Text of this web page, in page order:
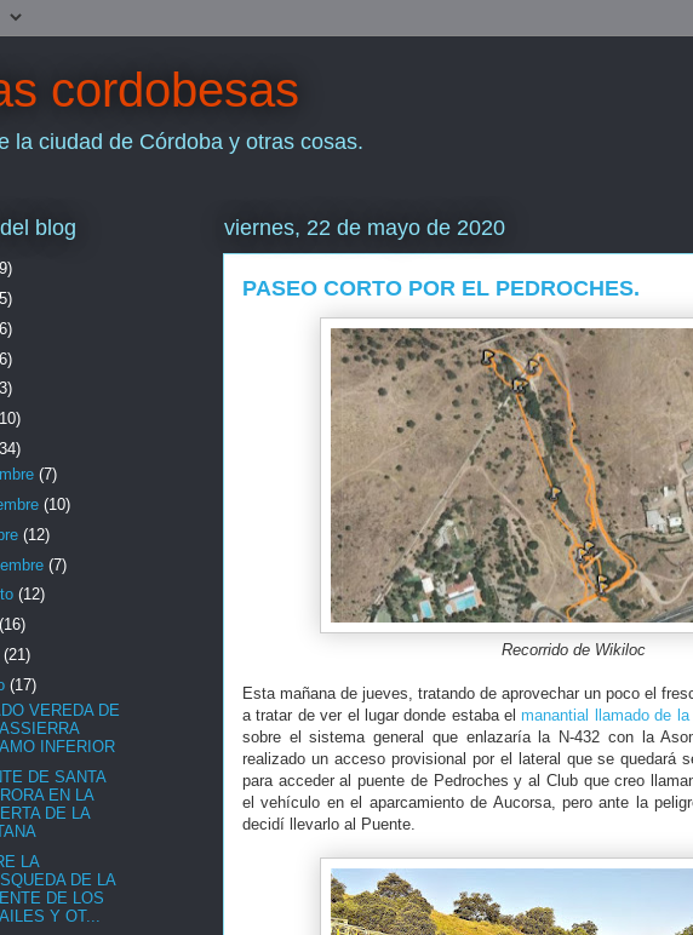
cordobesas
la ciudad de Córdoba y otras cosas.
viernes, 22 de mayo de 2020
PASEO CORTO POR EL PEDROCHES.
Recorrido de Wikiloc
Esta mañana de jueves, tratando de aprovechar un poco el
a tratar de ver el lugar donde estaba elmanantial llamado de
sobre el sistema general que enlazaría la N-432 con la
realizado un acceso provisional por el lateral que se quedará
para acceder al puente de Pedroches y al Club que creo
el vehículo en el aparcamiento de Aucorsa, pero ante la
decidí llevarlo al Puente.
blog
(7)
(10)
(12)
(7)
(12)
(16)
(21)
(17)
VEREDA DE
INFERIOR
DE SANTA
EN LA
DE LA
LA
DE LA
DE LOS
Y OT...